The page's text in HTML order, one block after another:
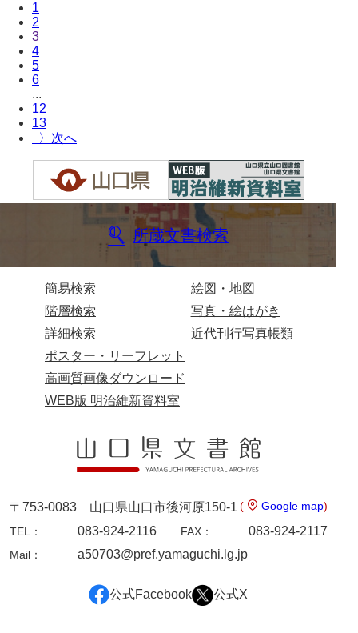
1
2
3
4
5
6
...
12
13
〉
所蔵文書検索
簡易検索
階層検索
詳細検索
絵図・地図
写真・絵はがき
近代刊行写真帳類
ポスター・リーフレット
高画質画像ダウンロード
WEB版 明治維新資料室
〒753-0083 山口県山口市後河原150-1 ( Google map)
TEL：
083-924-2116 FAX： 083-924-2117
Mail： a50703@pref.yamaguchi.lg.jp
公式Facebook 公式X